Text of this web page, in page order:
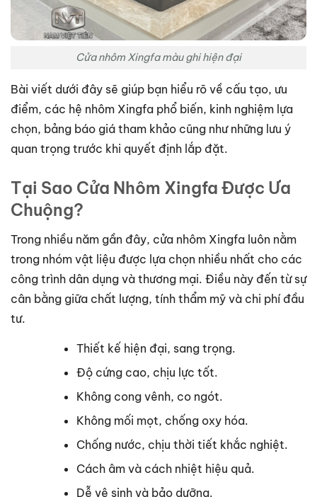
Cửa nhôm Xingfa màu ghi hiện đại
Bài viết dưới đây sẽ giúp bạn hiểu rõ về cấu tạo, ưu
điểm, các hệ nhôm Xingfa phổ biến, kinh nghiệm lựa
chọn, bảng báo giá tham khảo cũng như những lưu ý
quan trọng trước khi quyết định lắp đặt.
Tại Sao Cửa Nhôm Xingfa Được Ưa
Chuộng?
Trong nhiều năm gần đây, cửa nhôm Xingfa luôn nằm
trong nhóm vật liệu được lựa chọn nhiều nhất cho các
công trình dân dụng và thương mại. Điều này đến từ sự
cân bằng giữa chất lượng, tính thẩm mỹ và chi phí đầu
tư.
Thiết kế hiện đại, sang trọng.
Độ cứng cao, chịu lực tốt.
Không cong vênh, co ngót.
Không mối mọt, chống oxy hóa.
Chống nước, chịu thời tiết khắc nghiệt.
Cách âm và cách nhiệt hiệu quả.
Dễ vệ sinh và bảo dưỡng.